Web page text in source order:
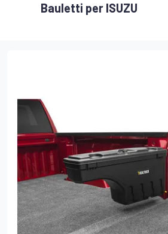
Bauletti per ISUZU